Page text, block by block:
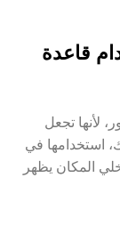
قاعدة
لأنها تجعل
استخدامها في
المكان يظهر